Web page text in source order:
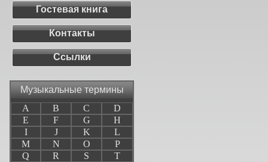
Гостевая книга
Контакты
Ссылки
Музыкальные термины
A
B C
D
E
F G
H
I
J K
L
M
N O
P
Q
R S
T